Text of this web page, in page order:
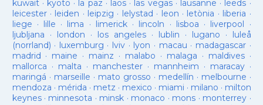
kuwait· kyoto · la paz · laos· las vegas· lausanne · leeds ·
leicester· leiden · leipzig · lelystad · leon · letònia · liberia ·
liege · lille · lima · limerick· lincoln · lisboa · liverpool ·
ljubljana · london · los angeles· lublin · lugano · luleå
(norrland) · luxemburg · lviv · lyon · macau · madagascar·
madrid · maine · mainz · malabo · malaga · maldives·
mallorca · malta · manchester· mannheim · maracay·
maringá · marseille · mato grosso · medellín · melbourne ·
mendoza · mérida · metz · mexico · miami · milano · milton
keynes· minnesota · minsk · monaco · mons · monterrey ·